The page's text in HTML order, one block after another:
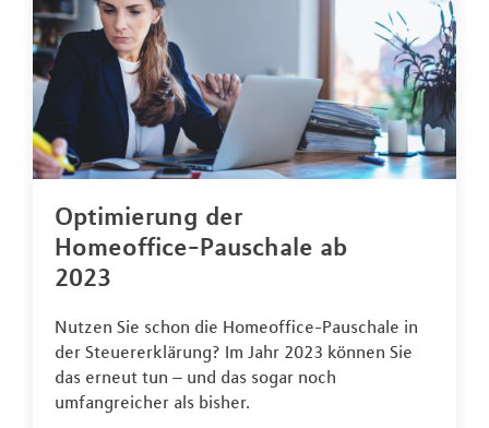
Optimierung der
Homeoffice-Pauschale ab
2023
Nutzen Sie schon die Homeoffice-Pauschale in
der Steuererklärung? Im Jahr 2023 können Sie
das erneut tun – und das sogar noch
umfangreicher als bisher.